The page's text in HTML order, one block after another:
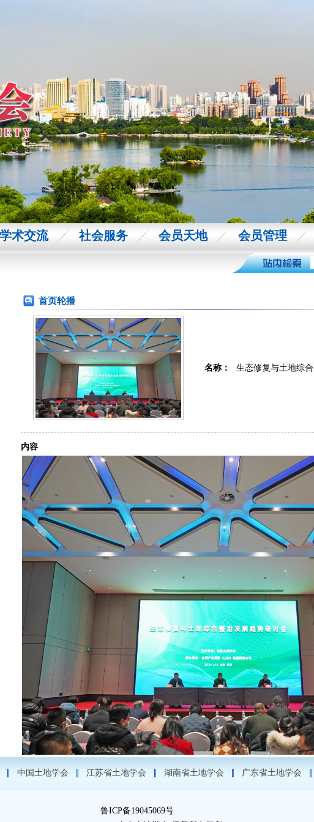
学术交流 社会服务 会员天地 会员管理
首页轮播
名称： 生态修复与土地综
内容
中国土地学会 江苏省土地学会 湖南省土地学会 广东省土地学会
鲁ICP备19045069号